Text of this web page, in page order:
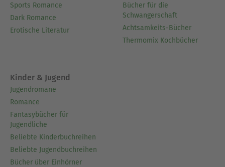
Sports Romance
Dark Romance
Erotische Literatur
Bücher für die
Schwangerschaft
Achtsamkeits-Bücher
Thermomix Kochbücher
Kinder & Jugend
Jugendromane
Romance
Fantasybücher für
Jugendliche
Beliebte Kinderbuchreihen
Beliebte Jugendbuchreihen
Bücher über Einhörner